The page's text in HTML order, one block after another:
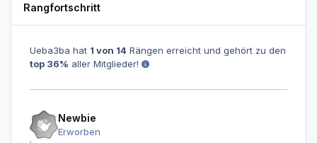
Rangfortschritt
Ueba3ba hat 1 von 14 Rängen erreicht und gehört zu den
top 36% aller Mitglieder!
Newbie
Erworben